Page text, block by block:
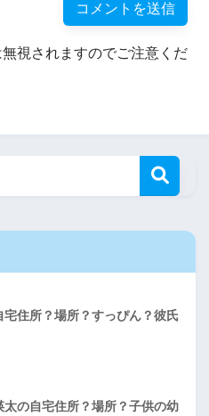
視されますのでご注意くだ
宅住所？場所？すっぴん？彼氏
太の自宅住所？場所？子供の幼